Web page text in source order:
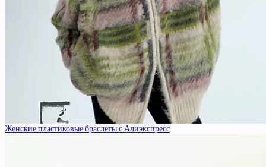
Женские пластиковые браслеты с Алиэкспресс